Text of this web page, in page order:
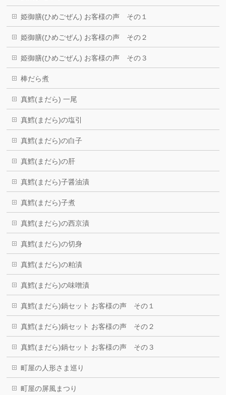
姫御膳(ひめごぜん) お客様の声 その１
姫御膳(ひめごぜん) お客様の声 その２
姫御膳(ひめごぜん) お客様の声 その３
棒だら煮
真鱈(まだら) 一尾
真鱈(まだら)の塩引
真鱈(まだら)の白子
真鱈(まだら)の肝
真鱈(まだら)子醤油漬
真鱈(まだら)子煮
真鱈(まだら)の西京漬
真鱈(まだら)の切身
真鱈(まだら)の粕漬
真鱈(まだら)の味噌漬
真鱈(まだら)鍋セット お客様の声 その１
真鱈(まだら)鍋セット お客様の声 その２
真鱈(まだら)鍋セット お客様の声 その３
町屋の人形さま巡り
町屋の屏風まつり